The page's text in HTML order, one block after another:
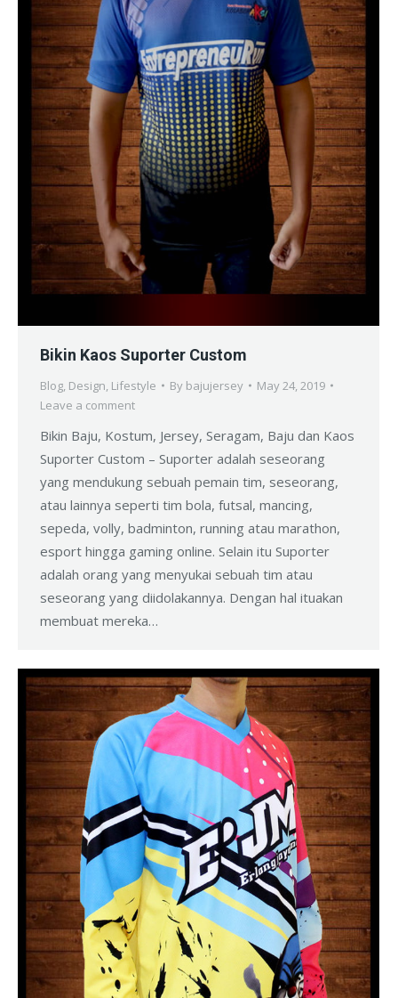
Bikin Kaos Suporter Custom
Blog, Design, Lifestyle By bajujersey
May 24, 2019
Leave a comment
Bikin Baju, Kostum, Jersey, Seragam, Baju dan Kaos
Suporter Custom – Suporter adalah seseorang
yang mendukung sebuah pemain tim, seseorang,
atau lainnya seperti tim bola, futsal, mancing,
sepeda, volly, badminton, running atau marathon,
esport hingga gaming online. Selain itu Suporter
adalah orang yang menyukai sebuah tim atau
seseorang yang diidolakannya. Dengan hal ituakan
membuat mereka…